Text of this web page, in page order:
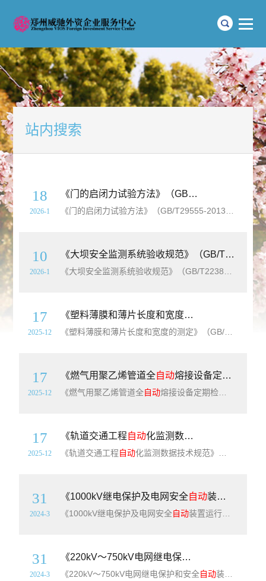
站内搜索
18
2026-1
《门的启闭力试验方法》（GB/T29555-2013）【高清无水印PDF版下载】
10
2026-1
《大坝安全监测系统验收规范》（GB/T22385-2025）【全文附高清无水印PDF+Word版下载】
17
2025-12
《塑料薄膜和薄片长度和宽度的测定》（GB/T6673-2001）【高清无水印PDF版下载】
17
2025-12
《燃气用聚乙烯管道全自动熔接设备定期检验要求》（T/CGAS039-2025）【高清无水印PDF版下载】
《燃气用聚乙烯管道全自动熔接设备定期检验要求》（T/CGAS039-2025）【高清无水印PDF版下载】《燃气用聚乙烯管道全
17
2025-12
《轨道交通工程自动化监测数据技术规范》（T/CSGPC037-2024）【高清无水印PDF版下载】
《轨道交通工程自动化监测数据技术规范》（T/CSGPC037-2024）【高清无水印PDF版下载】《轨道交通工程
31
2024-3
《1000kV继电保护及电网安全自动装置运行管理规程》（DL/T1239-2013）【全文附高清无水印PDF+Word版下载】
《1000kV继电保护及电网安全自动装置运行管理规程》（DL/T1239-2013）【全文附高清无水印PDF+可编辑Word版下载】英文名称：Guide for AC 1000kV protection and automation device operating management简介：本规程就电力系统交流100
31
2024-3
《220kV～750kV电网继电保护和安全
《220kV～750kV电网继电保护和安全自动装置配置技术规范》（GB/T34122-2017）【全文附高清无水印PDF+可编辑Word版下载】英文标准名称：Technical specification for configuration of relaying protection and security aut